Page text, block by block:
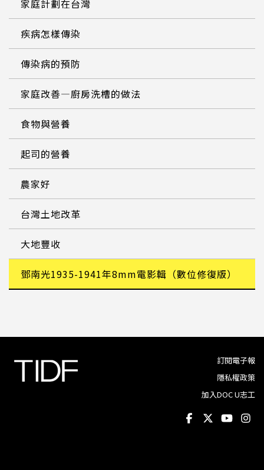
家庭計劃在台灣
疾病怎樣傳染
傳染病的預防
家庭改善—廚房洗槽的做法
食物與營養
起司的營養
農家好
台灣土地改革
大地豐收
鄧南光1935-1941年8mm電影輯（數位修復版）
訂閱電子報
隱私權政策
加入DOC U志工